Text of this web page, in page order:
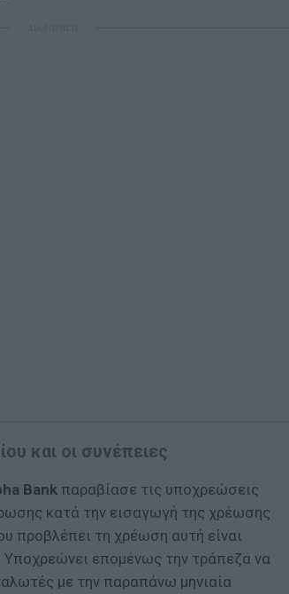
και οι συνέπειες
Bank παραβίασε τις υποχρεώσεις
κατά την εισαγωγή της χρέωσης
προβλέπει τη χρέωση αυτή είναι
Υποχρεώνει επομένως την τράπεζα να
με την παραπάνω μηνιαία